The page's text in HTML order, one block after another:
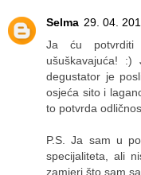
Selma 29. 04.
Ja ću potvrditi
ušuškavajuća!
degustator je
osjeća sito i
to potvrda
P.S. Ja sam u
specijaliteta, ali
zamjeri što sam